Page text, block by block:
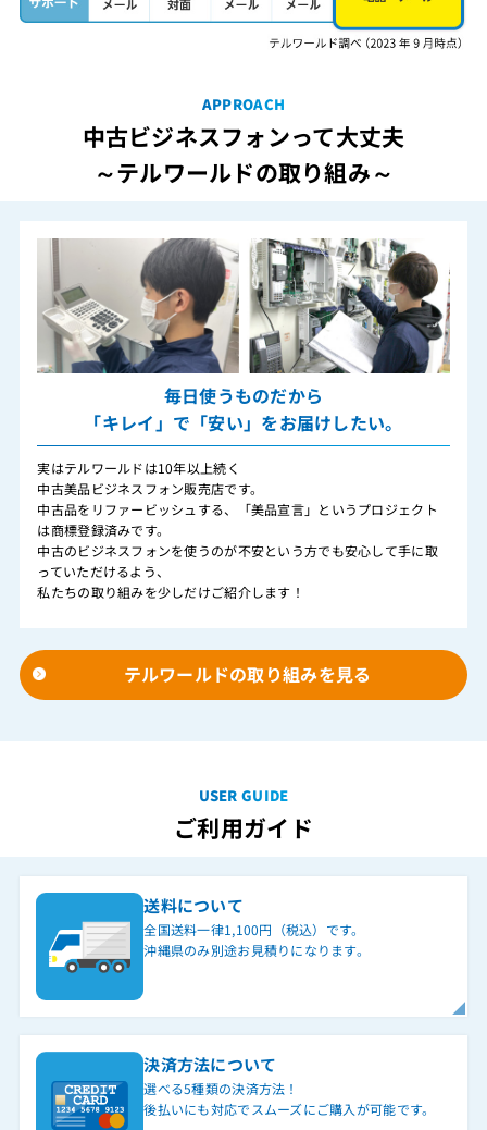
APPROACH
中古ビジネスフォンって大丈夫
～テルワールドの取り組み～
毎日使うものだから
「キレイ」で「安い」をお届けしたい。
実はテルワールドは10年以上続く
中古美品ビジネスフォン販売店です。
中古品をリファービッシュする、「美品宣言」というプロジェクト
は商標登録済みです。
中古のビジネスフォンを使うのが不安という方でも安心して手に取
っていただけるよう、
私たちの取り組みを少しだけご紹介します！
テルワールドの取り組みを見る
USER GUIDE
ご利用ガイド
送料について
全国送料一律1,100円（税込）です。
沖縄県のみ別途お見積りになります。
決済方法について
選べる5種類の決済方法！
後払いにも対応でスムーズにご購入が可能です。